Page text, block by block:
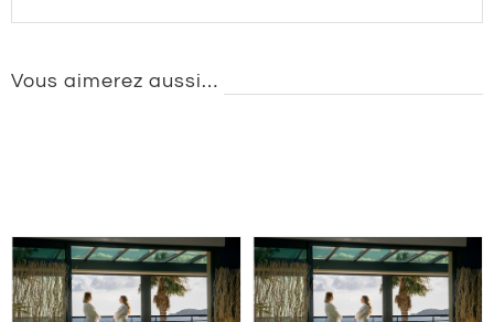
Vous aimerez aussi…